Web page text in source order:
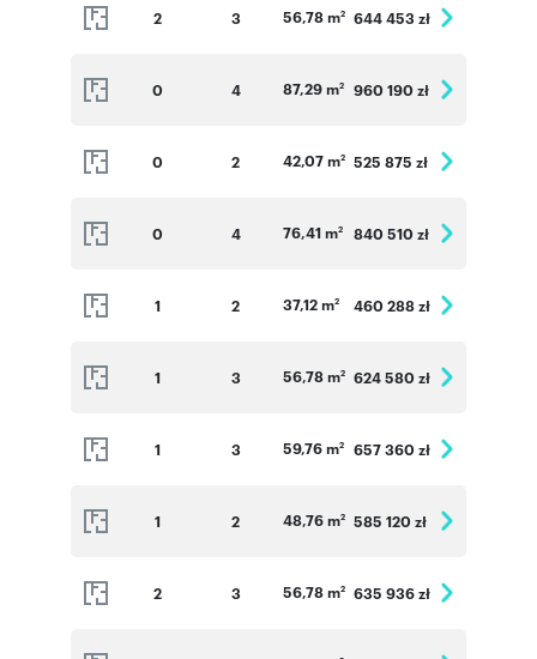
2 3 56,78 m2 644 453 zł
0 4 87,29 m2 960 190 zł
0 2 42,07 m2 525 875 zł
0 4 76,41 m2 840 510 zł
1 2 37,12 m2 460 288 zł
1 3 56,78 m2 624 580 zł
1 3 59,76 m2 657 360 zł
1 2 48,76 m2 585 120 zł
2 3 56,78 m2 635 936 zł